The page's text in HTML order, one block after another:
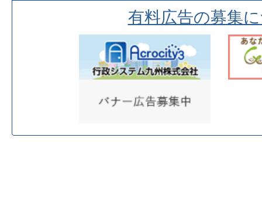
有料広告の募集